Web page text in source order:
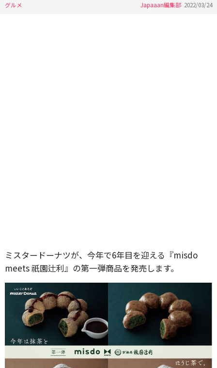
グルメ Japaaan編集部 2022/03/24
ミスタードーナツが、今年で6年目を迎える『misdo
meets 祇園辻利』の第一弾商品を発売します。